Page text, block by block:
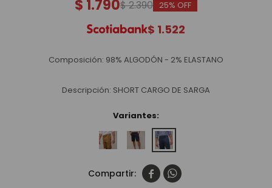
$ 1.790$2.390 25
$ 1.522
Composición: 98% ALGODÓN - 2% ELASTANO
Descripción: SHORT CARGO DE SARGA
Variantes:
 